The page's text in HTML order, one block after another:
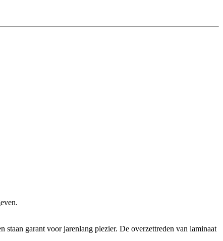
garant voor jarenlang plezier. De overzettreden van laminaat